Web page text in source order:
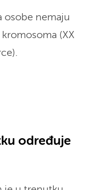
osobe nemaju
(XX
određuje